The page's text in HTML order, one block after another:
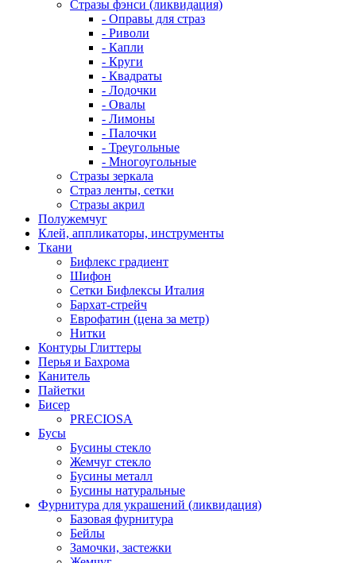
Стразы фэнси (ликвидация)
- Оправы для страз
- Риволи
- Капли
- Круги
- Квадраты
- Лодочки
- Овалы
- Лимоны
- Палочки
- Треугольные
- Многоугольные
Стразы зеркала
Страз ленты, сетки
Стразы акрил
Полужемчуг
Клей, аппликаторы, инструменты
Ткани
Бифлекс градиент
Шифон
Сетки Бифлексы Италия
Бархат-стрейч
Еврофатин (цена за метр)
Нитки
Контуры Глиттеры
Перья и Бахрома
Канитель
Пайетки
Бисер
PRECIOSA
Бусы
Бусины стекло
Жемчуг стекло
Бусины металл
Бусины натуральные
Фурнитура для украшений (ликвидация)
Базовая фурнитура
Бейлы
Замочки, застежки